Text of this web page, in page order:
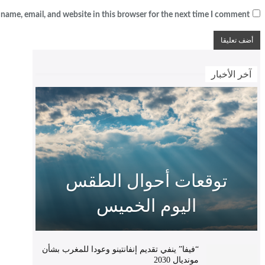
name, email, and website in this browser for the next time I comment.
آخر الأخبار
توقعات أحوال الطقس
اليوم الخميس
“فيفا” ينفي تقديم إنفانتينو وعودا للمغرب بشأن
مونديال 2030